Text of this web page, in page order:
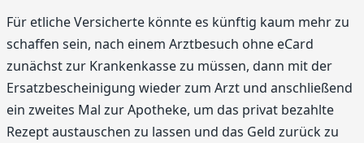
Für etliche Versicherte könnte es künftig kaum mehr zu
schaffen sein, nach einem Arztbesuch ohne eCard
zunächst zur Krankenkasse zu müssen, dann mit der
Ersatzbescheinigung wieder zum Arzt und anschließend
ein zweites Mal zur Apotheke, um das privat bezahlte
Rezept austauschen zu lassen und das Geld zurück zu